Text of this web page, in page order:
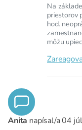
Na
priestorov
hod.
môžu
Anita napísal/a04